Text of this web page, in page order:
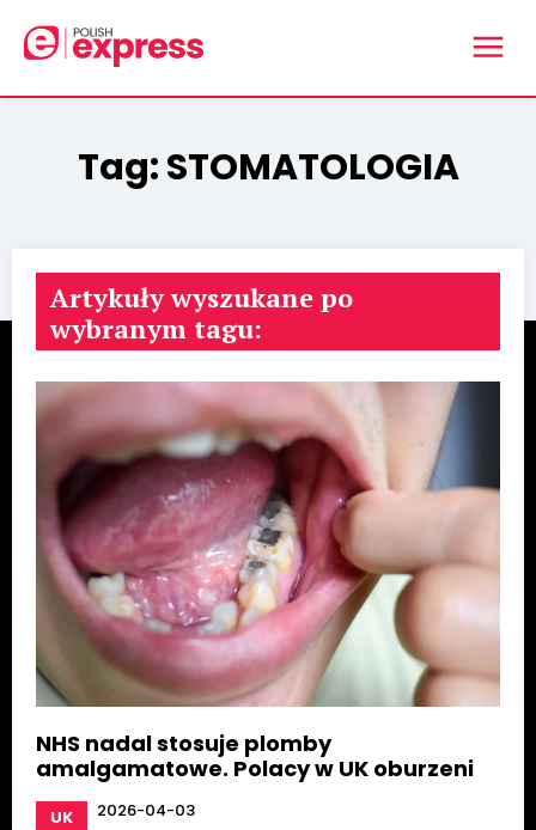
Tag:STOMATOLOGIA
Artykuły wyszukane po
wybranym tagu:
NHS nadal stosuje plomby
amalgamatowe. Polacy w UK oburzeni
UK 2026-04-03